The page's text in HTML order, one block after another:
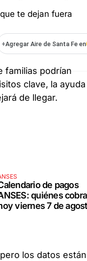
+Agregar Aire de Santa Fe en
familias podrían
clave, la ayuda
de llegar.
de pagos
quiénes
viernes 7 de
los datos están